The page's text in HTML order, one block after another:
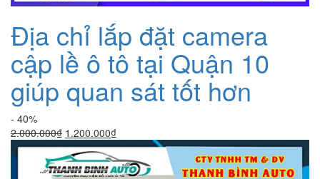
Địa chỉ lắp đặt camera
cập lề ô tô tại Quận 10
giúp quan sát tốt hơn
- 40%
2.000.000₫ Giá
gốc
là:
2.000.000₫.
1.200.000₫Giá
hiện
tại
là: